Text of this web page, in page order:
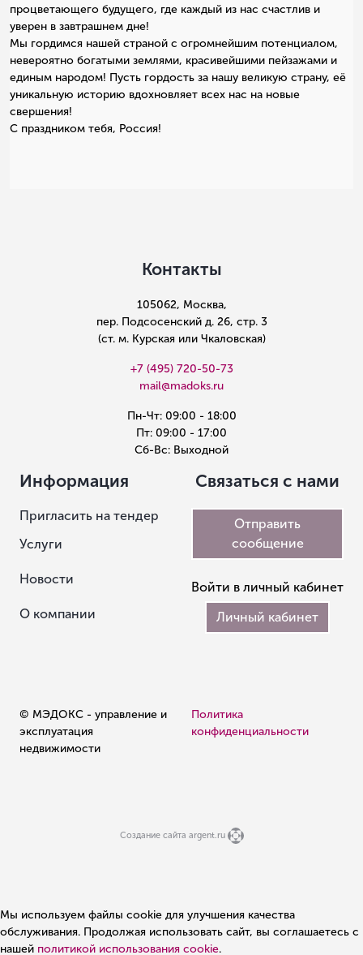
процветающего будущего, где каждый из нас счастлив и
уверен в завтрашнем дне!
Мы гордимся нашей страной с огромнейшим потенциалом,
невероятно богатыми землями, красивейшими пейзажами и
единым народом! Пусть гордость за нашу великую страну, её
уникальную историю вдохновляет всех нас на новые
свершения!
С праздником тебя, Россия!
Контакты
105062, Москва,
пер. Подсосенский д. 26, стр. 3
(ст. м. Курская или Чкаловская)
+7 (495) 720-50-73
mail@madoks.ru
Пн-Чт: 09:00 - 18:00
Пт: 09:00 - 17:00
Сб-Вс: Выходной
Информация
Пригласить на тендер
Услуги
Новости
О компании
Связаться с нами
Отправить
сообщение
Войти в личный кабинет
Личный кабинет
© МЭДОКС - управление и
эксплуатация
недвижимости
Политика
конфиденциальности
Создание сайта argent.ru
Мы используем файлы cookie для улучшения качества
обслуживания. Продолжая использовать сайт, вы соглашаетесь с
нашей политикой использования cookie.